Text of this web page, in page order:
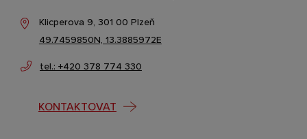
Klicperova 9, 301 00 Plzeň
49.7459850N, 13.3885972E
tel.: +420 378 774 330
KONTAKTOVAT